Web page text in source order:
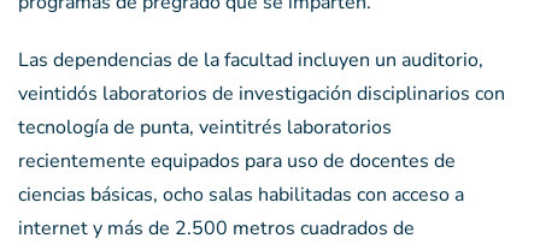
Las dependencias de la facultad incluyen un auditorio,
veintidós laboratorios de investigación disciplinarios con
tecnología de punta, veintitrés laboratorios
recientemente equipados para uso de docentes de
ciencias básicas, ocho salas habilitadas con acceso a
internet y más de 2.500 metros cuadrados de